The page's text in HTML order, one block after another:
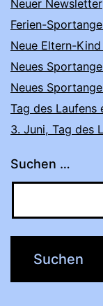
Neuer Newsletter
Ferien-
Neue Eltern-
Neues
Neues
Tag des
3. Juni, Tag des
Suchen …